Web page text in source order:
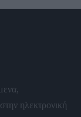
ηλεκτρονική